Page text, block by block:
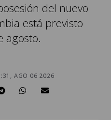
del nuevo
está previsto
agosto.
AGO 06 2026